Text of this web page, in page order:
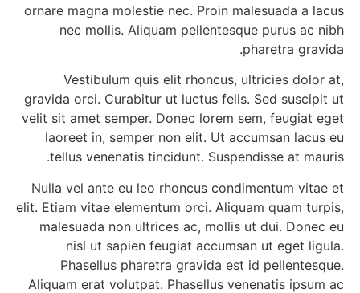
ornare magna molestie nec. Proin malesuada a lacus
nec mollis. Aliquam pellentesque purus ac nibh
pharetra gravida.
Vestibulum quis elit rhoncus, ultricies dolor at,
gravida orci. Curabitur ut luctus felis. Sed suscipit ut
velit sit amet semper. Donec lorem sem, feugiat eget
laoreet in, semper non elit. Ut accumsan lacus eu
tellus venenatis tincidunt. Suspendisse at mauris.
Nulla vel ante eu leo rhoncus condimentum vitae et
elit. Etiam vitae elementum orci. Aliquam quam turpis,
malesuada non ultrices ac, mollis ut dui. Donec eu
nisl ut sapien feugiat accumsan ut eget ligula.
Phasellus pharetra gravida est id pellentesque.
Aliquam erat volutpat. Phasellus venenatis ipsum ac